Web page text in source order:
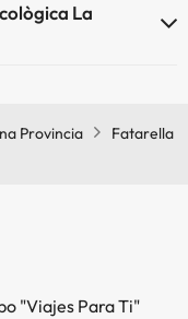
La
Provincia
Fatarella
"Viajes Para Ti"